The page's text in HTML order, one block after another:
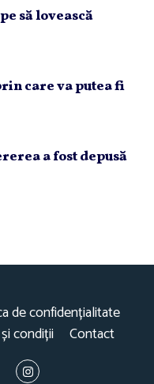
să lovească
care va putea fi
a fost depusă
de confidențialitate
condiții Contact